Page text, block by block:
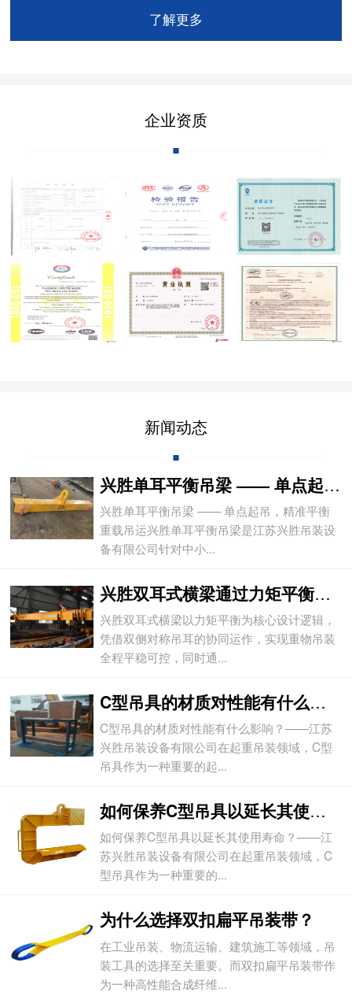
了解更多
企业资质
新闻动态
兴胜单耳平衡吊梁 —— 单点起吊，精准平
兴胜单耳平衡吊梁 —— 单点起吊，精准平衡
重载吊运兴胜单耳平衡吊梁是江苏兴胜吊装设
备有限公司针对中小...
兴胜双耳式横梁通过力矩平衡实现重物平稳吊
兴胜双耳式横梁以力矩平衡为核心设计逻辑，
凭借双侧对称吊耳的协同运作，实现重物吊装
全程平稳可控，同时通...
C型吊具的材质对性能有什么影响？
C型吊具的材质对性能有什么影响？——江苏
兴胜吊装设备有限公司在起重吊装领域，C型
吊具作为一种重要的起...
如何保养C型吊具以延长其使用寿命？
如何保养C型吊具以延长其使用寿命？——江
苏兴胜吊装设备有限公司在起重吊装领域，C
型吊具作为一种重要的...
为什么选择双扣扁平吊装带？
在工业吊装、物流运输、建筑施工等领域，吊
装工具的选择至关重要。而双扣扁平吊装带作
为一种高性能合成纤维...